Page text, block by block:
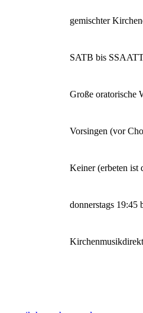
gemischter
SATB bis
Große oratorische
Vorsingen (vor
Keiner (erbeten ist
donnerstags 19:45